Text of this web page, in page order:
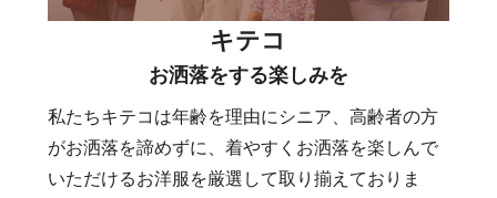
キテコ
お洒落をする楽しみを
私たちキテコは年齢を理由にシニア、高齢者の方
がお洒落を諦めずに、着やすくお洒落を楽しんで
いただけるお洋服を厳選して取り揃えておりま